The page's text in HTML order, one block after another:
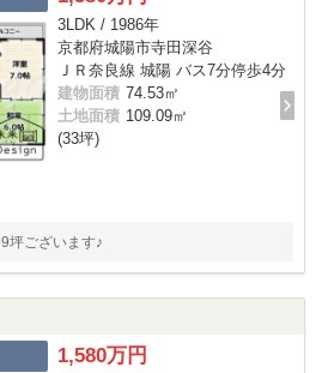
3LDK / 1986年
京都府城陽市寺田深谷
ＪＲ奈良線 城陽 バス7分停歩4分
建物面積 74.53㎡
土地面積 109.09㎡
(33坪)
坪ございます♪
1,580万円